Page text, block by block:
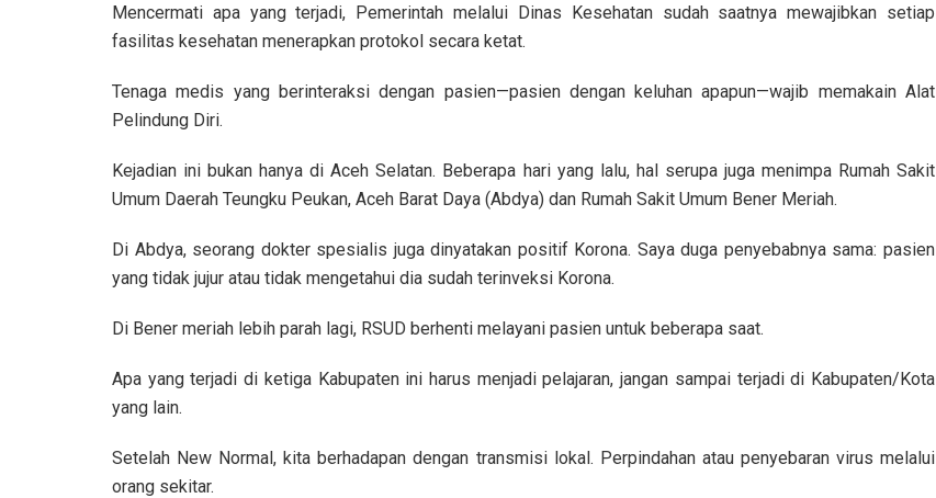
Mencermati apa yang terjadi, Pemerintah melalui Dinas Kesehatan sudah saatnya mewajibkan setiap
fasilitas kesehatan menerapkan protokol secara ketat.
Tenaga medis yang berinteraksi dengan pasien—pasien dengan keluhan apapun—wajib memakain Alat
Pelindung Diri.
Kejadian ini bukan hanya di Aceh Selatan. Beberapa hari yang lalu, hal serupa juga menimpa Rumah Sakit
Umum Daerah Teungku Peukan, Aceh Barat Daya (Abdya) dan Rumah Sakit Umum Bener Meriah.
Di Abdya, seorang dokter spesialis juga dinyatakan positif Korona. Saya duga penyebabnya sama: pasien
yang tidak jujur atau tidak mengetahui dia sudah terinveksi Korona.
Di Bener meriah lebih parah lagi, RSUD berhenti melayani pasien untuk beberapa saat.
Apa yang terjadi di ketiga Kabupaten ini harus menjadi pelajaran, jangan sampai terjadi di Kabupaten/Kota
yang lain.
Setelah New Normal, kita berhadapan dengan transmisi lokal. Perpindahan atau penyebaran virus melalui
orang sekitar.